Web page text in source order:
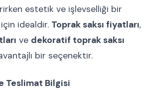
estetik ve işlevselliği bir
idealdir. Toprak saksı fiyatları,
ve dekoratif toprak saksı
bir seçenektir.
Teslimat Bilgisi